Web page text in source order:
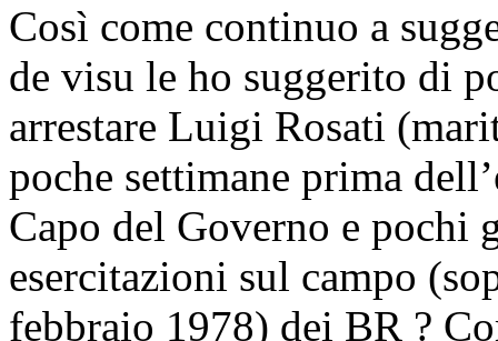
Così come continuo a
de visu le ho suggerito di
arrestare Luigi Rosati
poche settimane prima
Capo del Governo e
esercitazioni sul campo
febbraio 1978) dei BR ?